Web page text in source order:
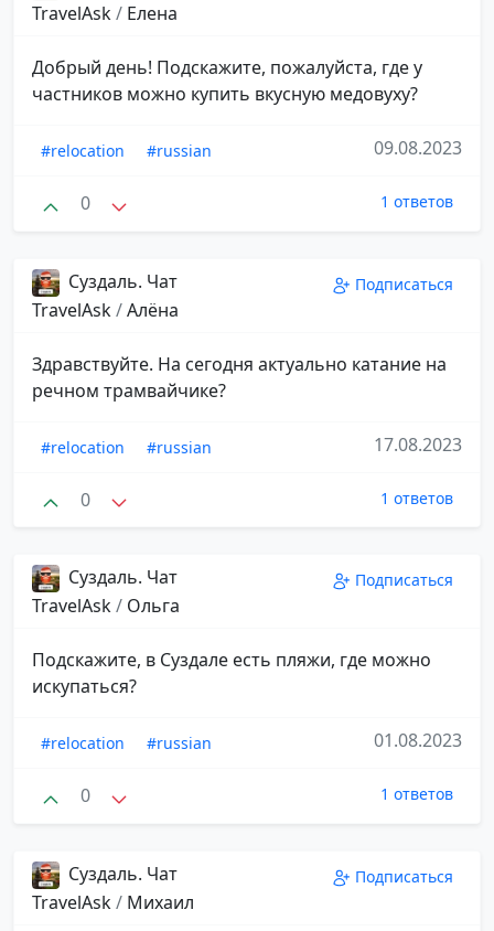
TravelAsk/ Елена
Добрый день! Подскажите, пожалуйста, где у
частников можно купить вкусную медовуху?
#relocation #russian 09.08.2023
0 1 ответов
Суздаль. Чат
TravelAsk/Алёна
Подписаться
Здравствуйте. На сегодня актуально катание на
речном трамвайчике?
#relocation #russian 17.08.2023
0 1 ответов
Суздаль. Чат
TravelAsk/ Ольга
Подписаться
Подскажите, в Суздале есть пляжи, где можно
искупаться?
#relocation #russian 01.08.2023
0 1 ответов
Суздаль. Чат
TravelAsk/ Михаил
Подписаться